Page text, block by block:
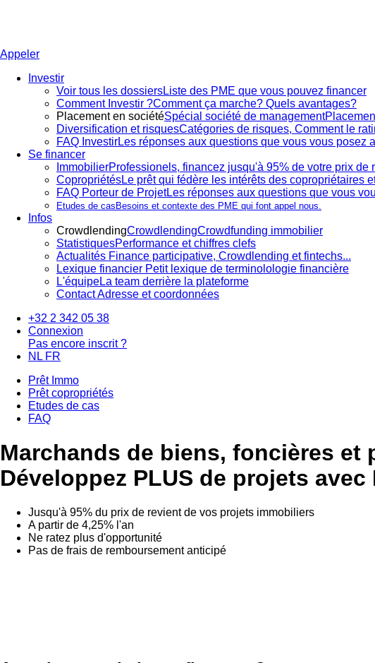
Appeler
Investir
Voir tous les dossiersListe des PME que vous pouvez financer
Comment Investir ?Comment ça marche? Quels avantages?
Placement en sociétéSpécial société de management
Diversification et risquesCatégories de risques, Comment le
FAQ InvestirLes réponses aux questions que vous vous posez
Se financer
ImmobilierProfessionels, financez jusqu'à 95% de votre prix de
CopropriétésLe prêt qui fédère les intérêts des copropriétaires
FAQ Porteur de ProjetLes réponses aux questions que vous
Etudes de cas Besoins et contexte des PME qui font appel nous.
Infos
CrowdlendingCrowdlendingCrowdfunding immobilier
StatistiquesPerformance et chiffres clefs
Actualités Finance participative, Crowdlending et fintechs...
Lexique financier Petit lexique de terminolologie financière
L'équipeLa team derrière la plateforme
ContactAdresse et coordonnées
+32 2 342 05 38
Connexion
Pas encore inscrit ?
NL FR
Prêt Immo
Prêt copropriétés
Etudes de cas
FAQ
Marchands de biens, foncières et
Développez PLUS de projets avec
Jusqu'à 95% du prix de revient de vos projets immobiliers
A partir de 4,25% l'an
Ne ratez plus d'opportunité
Pas de frais de remboursement anticipé